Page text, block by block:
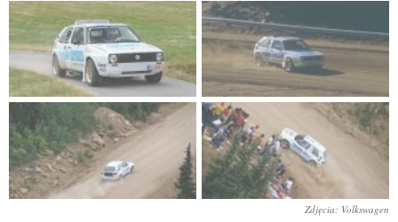
Zdjęcia: Volkswagen